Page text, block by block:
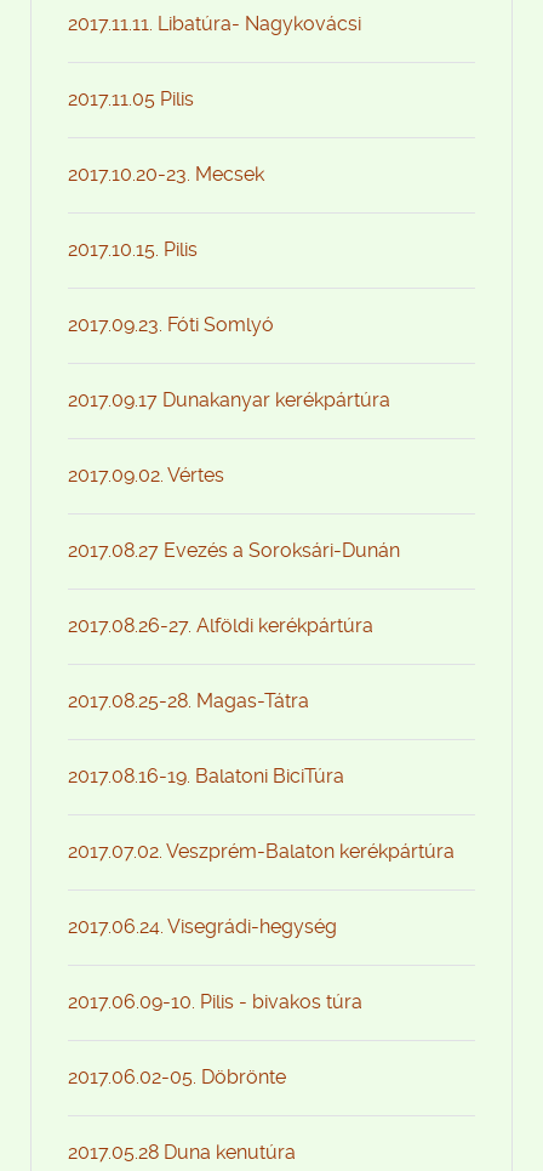
2017.11.11. Libatúra- Nagykovácsi
2017.11.05 Pilis
2017.10.20-23. Mecsek
2017.10.15. Pilis
2017.09.23. Fóti Somlyó
2017.09.17 Dunakanyar kerékpártúra
2017.09.02. Vértes
2017.08.27 Evezés a Soroksári-Dunán
2017.08.26-27. Alföldi kerékpártúra
2017.08.25-28. Magas-Tátra
2017.08.16-19. Balatoni BiciTúra
2017.07.02. Veszprém-Balaton kerékpártúra
2017.06.24. Visegrádi-hegység
2017.06.09-10. Pilis - bivakos túra
2017.06.02-05. Döbrönte
2017.05.28 Duna kenutúra